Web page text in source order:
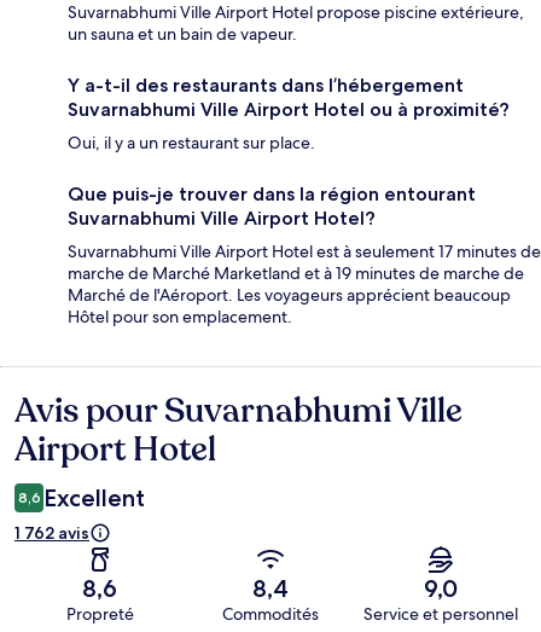
Suvarnabhumi Ville Airport Hotel propose piscine extérieure,
un sauna et un bain de vapeur.
Y a-t-il des restaurants dans l’hébergement
Suvarnabhumi Ville Airport Hotel ou à proximité?
Oui, il y a un restaurant sur place.
Que puis-je trouver dans la région entourant
Suvarnabhumi Ville Airport Hotel?
Suvarnabhumi Ville Airport Hotel est à seulement 17 minutes de
marche de Marché Marketland et à 19 minutes de marche de
Marché de l'Aéroport. Les voyageurs apprécient beaucoup
Hôtel pour son emplacement.
Avis
Avis pour Suvarnabhumi Ville
Airport Hotel
8,6 Excellent
1 762 avis
8,6
Propreté
8,4
Commodités
9,0
Service et personnel